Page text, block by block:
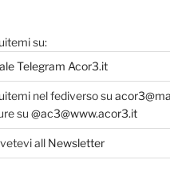
su:
Telegram Acor3.it
nel fediverso su
su @ac3@www.acor3.it
all Newsletter